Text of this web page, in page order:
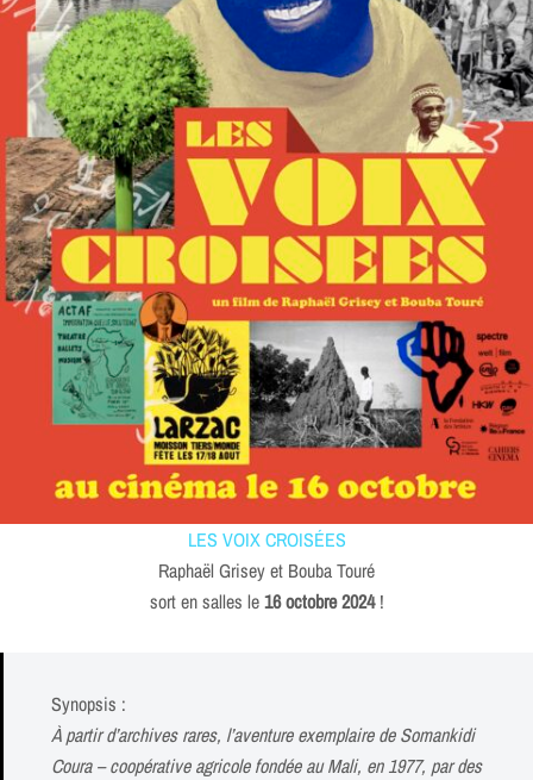
LES VOIX CROISÉES
Raphaël Grisey et Bouba Touré
sort en salles le16 octobre 2024!
Synopsis :
À partir d’archives rares, l’aventure exemplaire de Somankidi
Coura – coopérative agricole fondée au Mali, en 1977, par des